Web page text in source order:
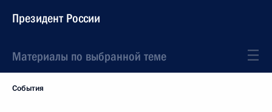
Президент России
Материалы по выбранной теме
События